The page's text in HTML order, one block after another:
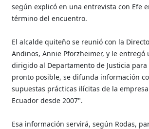
según explicó en una entrevista con Efe
término del encuentro.
El alcalde quiteño se reunió con la
Andinos, Annie Pforzheimer, y le entregó
dirigido al Departamento de Justicia para
pronto posible, se difunda información
supuestas prácticas ilícitas de la
Ecuador desde 2007".
Esa información servirá, según Rodas,